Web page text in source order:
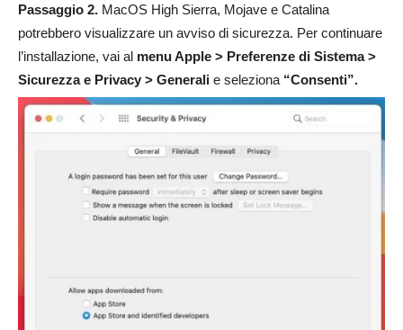
Passaggio 2. MacOS High Sierra, Mojave e Catalina
potrebbero visualizzare un avviso di sicurezza. Per continuare
l’installazione, vai al menu Apple > Preferenze di Sistema >
Sicurezza e Privacy > Generali e seleziona “Consenti”.